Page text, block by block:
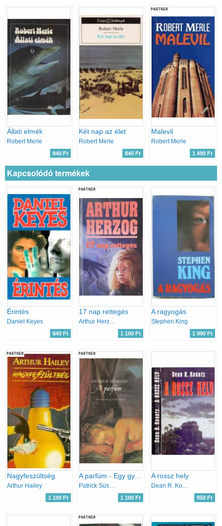
Állati elmék
Robert Merle
840 Ft
Két nap az élet
Robert Merle
840 Ft
PARTNER
Malevil
Robert Merle
1 490 Ft
Kapcsolódó termékek
Érintés
Daniel Keyes
840 Ft
PARTNER
17 nap rettegés
Arthur Herzog
1 100 Ft
A ragyogás
Stephen King
1 990 Ft
PARTNER
Nagyfeszültség
Arthur Hailey
1 100 Ft
PARTNER
1 100 Ft
A rossz hely
Dean R. Koontz
950 Ft
PARTNER